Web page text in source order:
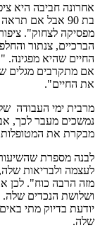
אחרונה חביבה היא
מפסיקה לצחוק".
הברכיים, צנתור
החיים שהיא מפגינה.
אם מתקרבים מגלים
את החיים".
נמשכים מעבר לכך,
מבקרת את
לבנה מספרת
לעצמה ולבריאות
מזה הרבה כוח". לכן
ושלושת הנכדים שלה.
יודעת בדיוק מתי
שלה.